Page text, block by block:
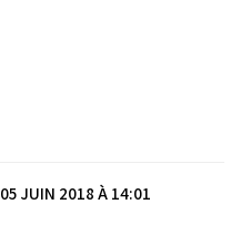
05 JUIN 2018 À 14:01